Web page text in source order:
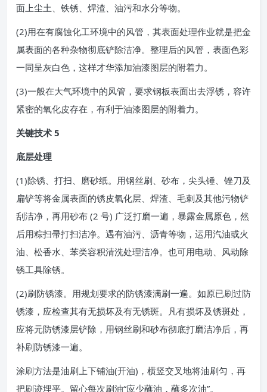
面上尘土、铁锈、焊渣、油污和水分等物。
(2)用在有腐蚀化工环境中的风管，其表面处理作业就是把金
属表面的各种杂物彻底铲除洁净。整理后的风管，表面色彩
一同呈灰白色，这样才华添加油漆图层的附着力。
(3)一般在大气环境中的风管，要求钢板表面出去浮锈，容许
紧密的氧化皮存在，有利于油漆图层的附着力。
关键技术 5
底层处理
(1)除锈、打扫、磨砂纸。用钢丝刷、砂布，尖头锤、锉刀及
扁铲等将金属表面的锈皮氧化层、焊渣、毛刺及其他污物铲
刮洁净，再用砂布 (2 号) 广泛打磨一遍，暴露金属原色，然
后用粽扫帚打扫洁净。遇有油污、沥青等物，运用汽油或火
油、松香水、苯类容积清洗处理洁净。也可用电动、风动除
锈工具除锈。
(2)刷防锈漆。用规划要求的防锈漆满刷一遍。如原已刷过防
锈漆，应检查其有无损坏及有无锈斑。凡有损坏及锈斑处，
应将元防锈漆层铲除，用钢丝刷和砂布彻底打磨洁净后，再
补刷防锈漆一遍。
涂刷方法是油刷上下铺油(开油)，横竖交叉地将油刷匀，再
把刷迹埋平。留心每次刷油“应少蘸油，蘸多次油”。